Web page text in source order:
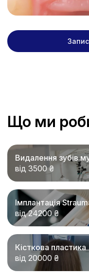
Що ми
Видалення зубів
від 3500 ₴
Імплантація
від 24200 ₴
Кісткова пластика
від 20000 ₴